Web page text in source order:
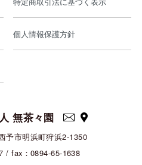
個人情報保護方針
無茶々園
予市明浜町狩浜2-1350
/ fax：0894-65-1638